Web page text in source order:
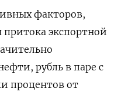
факторов,
экспортной
рубль в паре с
процентов от